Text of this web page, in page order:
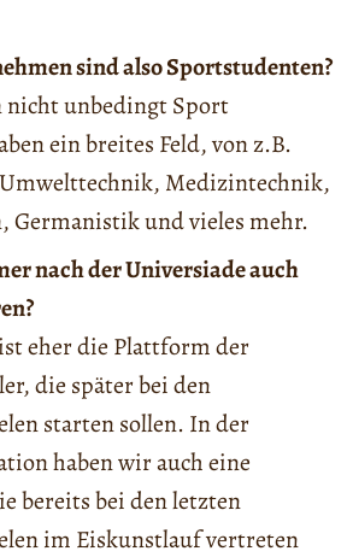
sind also Sportstudenten?
nicht unbedingt Sport
ein breites Feld, von z.B.
Medizintechnik,
Germanistik und vieles mehr.
nach der Universiade auch
eher die Plattform der
die später bei den
starten sollen. In der
haben wir auch eine
bereits bei den letzten
im Eiskunstlauf vertreten